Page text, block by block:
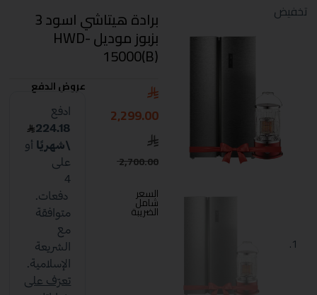
تخفيض برادة هيتاشي اسود 3
بزبوز موديل HWD-
15000(B)
2,700.00
2,299.00
السعر
شامل
الضريبة
عروض الدفع